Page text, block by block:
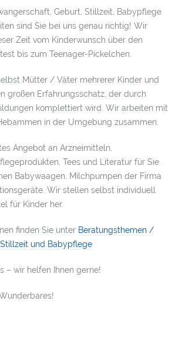
Geburt, Stillzeit, Babypflege
sind Sie bei uns genau richtig! Wir
Zeit vom Kinderwunsch über den
bis zum Teenager-Pickelchen.
Mütter / Väter mehrerer Kinder und
großen Erfahrungsschatz, der durch
komplettiert wird. Wir arbeiten mit
in der Umgebung zusammen.
Angebot an Arzneimitteln,
Tees und Literatur für Sie
Babywaagen, Milchpumpen der Firma
Wir stellen selbst individuell
für Kinder her.
finden Sie unter Beratungsthemen /
und Babypflege
– wir helfen Ihnen gerne!